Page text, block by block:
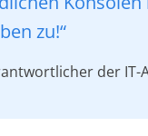
zu!“
der IT-